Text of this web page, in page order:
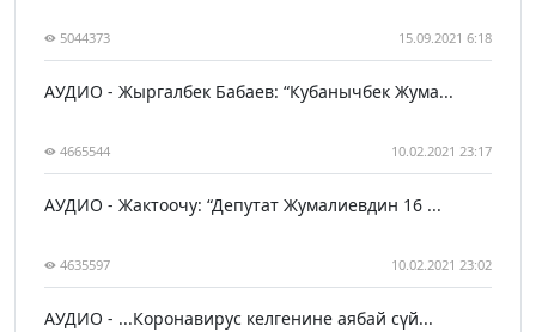
5044373 15.09.2021 6:18
АУДИО - Жыргалбек Бабаев: “Кубанычбек Жума...
4665544 10.02.2021 23:17
АУДИО - Жактоочу: “Депутат Жумалиевдин 16 ...
4635597 10.02.2021 23:02
АУДИО - ...Коронавирус келгенине аябай сүй...